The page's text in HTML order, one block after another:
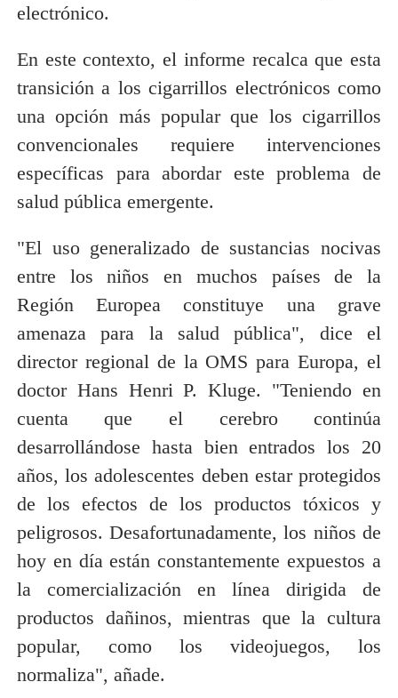
electrónico.
En este contexto, el informe recalca que esta
transición a los cigarrillos electrónicos como
una opción más popular que los cigarrillos
convencionales requiere intervenciones
específicas para abordar este problema de
salud pública emergente.
"El uso generalizado de sustancias nocivas
entre los niños en muchos países de la
Región Europea constituye una grave
amenaza para la salud pública", dice el
director regional de la OMS para Europa, el
doctor Hans Henri P. Kluge. "Teniendo en
cuenta que el cerebro continúa
desarrollándose hasta bien entrados los 20
años, los adolescentes deben estar protegidos
de los efectos de los productos tóxicos y
peligrosos. Desafortunadamente, los niños de
hoy en día están constantemente expuestos a
la comercialización en línea dirigida de
productos dañinos, mientras que la cultura
popular, como los videojuegos, los
normaliza", añade.